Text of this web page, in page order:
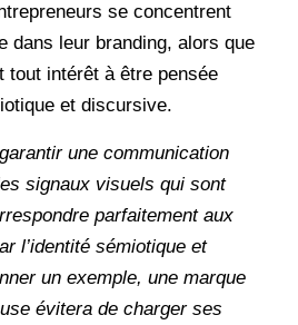
se concentrent
dans leur branding, alors que
tout intérêt à être pensée
et discursive.
une communication
signaux visuels qui sont
parfaitement aux
l’identité sémiotique et
un exemple, une marque
évitera de charger ses